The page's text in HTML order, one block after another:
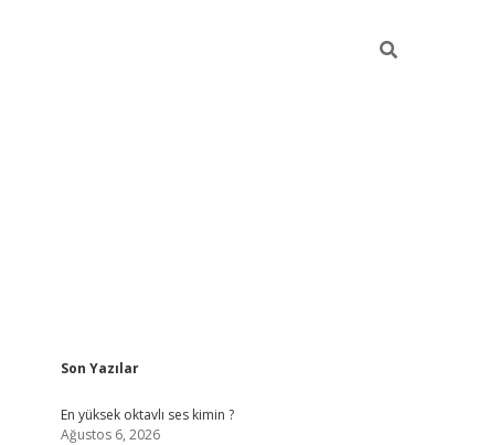
Sidebar
Son Yazılar
En yüksek oktavlı ses kimin ?
Ağustos 6, 2026